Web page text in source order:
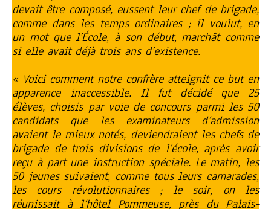
devait être composé, eussent leur chef de brigade,
comme dans les temps ordinaires ; il voulut, en
un mot que l’École, à son début, marchât comme
si elle avait déjà trois ans d’existence.
« Voici comment notre confrère atteignit ce but en
apparence inaccessible. Il fut décidé que 25
élèves, choisis par voie de concours parmi les 50
candidats que les examinateurs d’admission
avaient le mieux notés, deviendraient les chefs de
brigade de trois divisions de l’école, après avoir
reçu à part une instruction spéciale. Le matin, les
50 jeunes suivaient, comme tous leurs camarades,
les cours révolutionnaires ; le soir, on les
réunissait à l’hôtel Pommeuse, près du Palais-